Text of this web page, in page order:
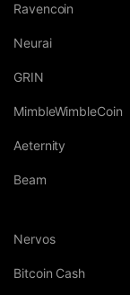
Ravencoin
Neurai
GRIN
MimbleWimbleCoin
Aeternity
Beam
Nervos
Bitcoin Cash